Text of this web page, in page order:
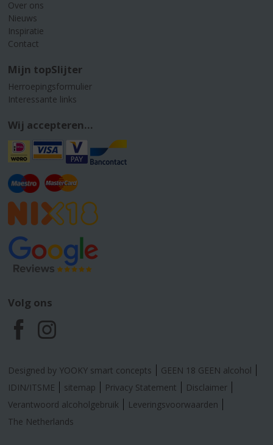
Over ons
Nieuws
Inspiratie
Contact
Mijn topSlijter
Herroepingsformulier
Interessante links
Wij accepteren...
Volg ons
F
a
c
e
I
n
s
t
Designed by YOOKY smart concepts
GEEN 18 GEEN alcohol
IDIN/ITSME
sitemap Privacy Statement
Disclaimer
Verantwoord alcoholgebruik
Leveringsvoorwaarden
The Netherlands